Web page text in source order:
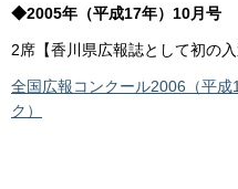
◆2005年（平成17年）10月号
2席【香川県広報誌として初の入
全国広報コンクール2006（平
ク）